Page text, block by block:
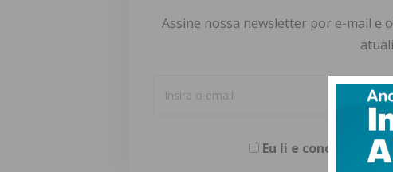
Assine nossa newsletter por e-mail e
Eu li e concordo